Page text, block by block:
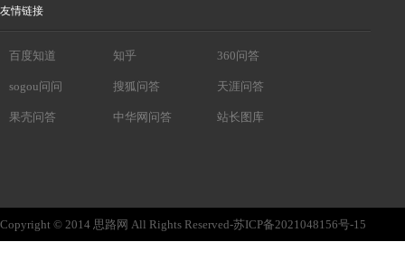
友情链接
百度知道 知乎 360问答
sogou问问 搜狐问答 天涯问答
果壳问答 中华网问答 站长图库
Copyright © 2014 思路网 All Rights Reserved-苏ICP备2021048156号-15